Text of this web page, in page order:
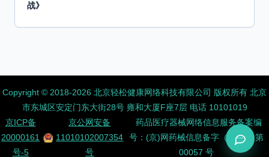
战》
Copyright ©️ 2018-2026 北京轻松健康网络科技有限公司 版权所有 北京
市东城区安定门东大街28号 雍和大厦F座7层 电话 10101019
京ICP备
20000161
号-5
京公网安备
11010102007354
号
药品医疗器械网络信息服务备案编
号：(京)网药械信息备字（2026）第
00057 号